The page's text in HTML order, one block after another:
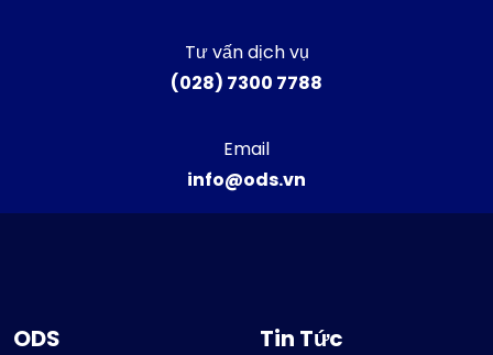
Tư vấn dịch vụ
(028) 7300 7788
Email
info@ods.vn
ODS Tin Tức